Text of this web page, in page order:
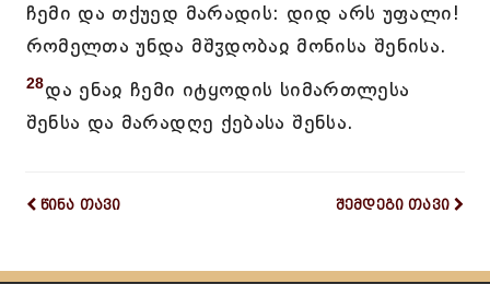
ჩემი და თქუედ მარადის: დიდ არს უფალი!
რომელთა უნდა მშჳდობაჲ მონისა შენისა.
28და ენაჲ ჩემი იტყოდის სიმართლესა
შენსა და მარადღე ქებასა შენსა.
წინა თავი შემდეგი თავი